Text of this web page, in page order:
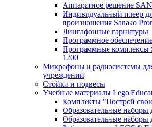
Аппаратное решение
Индивидуальный плеер
произношения Sanako
Лингафонные гарнитуры
Программное
Программные
1200
Микрофоны и радиосистемы
учреждений
Стойки и подвесы
Учебные материалы Lego
Комплекты "Построй
Образовательные наборы
Образовательные наборы